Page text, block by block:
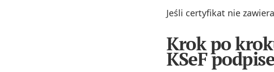
Jeśli certyfikat nie zawiera
Krok po
KSeF